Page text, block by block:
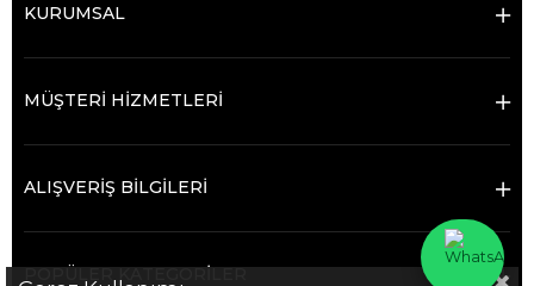
KURUMSAL
MÜŞTERİ HİZMETLERİ
ALIŞVERİŞ BİLGİLERİ
POPÜLER KATEGORİLER